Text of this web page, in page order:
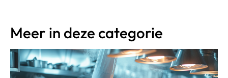
Meer in deze categorie